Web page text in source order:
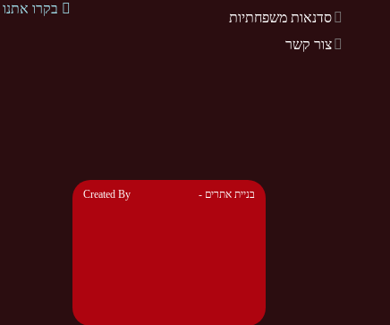
סדנאות משפחתיות
צור קשר
בקרו אתנו
Created By - בניית אתרים